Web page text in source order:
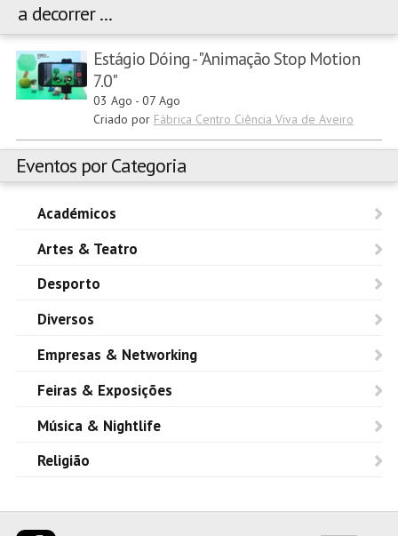
a decorrer ...
Estágio Dóing - "Animação Stop Motion
7.0"
03 Ago - 07 Ago
Criado por Fábrica Centro Ciência Viva de Aveiro
Eventos por Categoria
Académicos
Artes & Teatro
Desporto
Diversos
Empresas & Networking
Feiras & Exposições
Música & Nightlife
Religião